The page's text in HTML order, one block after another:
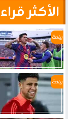
الأكثر
رياضة
رياضة